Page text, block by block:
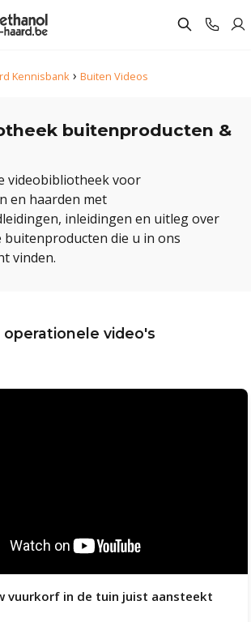
Kennisbank › Buiten Videos
buitenproducten &
videobibliotheek voor
en haarden met
inleidingen en uitleg over
buitenproducten die u in ons
vinden.
operationele video's
vuurkorf in de tuin juist aansteekt